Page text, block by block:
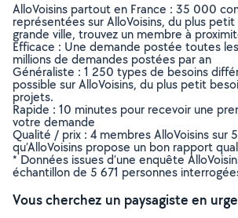
AlloVoisins partout en France : 35 000
représentées sur AlloVoisins, du plus petit
grande ville, trouvez un membre à
Efficace : Une demande postée toutes
millions de demandes postées par an
Généraliste : 1 250 types de besoins
possible sur AlloVoisins, du plus petit
projets.
Rapide : 10 minutes pour recevoir une
votre demande
Qualité / prix : 4 membres AlloVoisins sur
qu’AlloVoisins propose un bon rapport
* Données issues d’une enquête
échantillon de 5 671 personnes
Vous cherchez un paysagiste en